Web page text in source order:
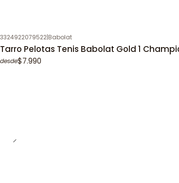
3324922079522|Babolat
Tarro Pelotas Tenis Babolat Gold 1
desde$7.990